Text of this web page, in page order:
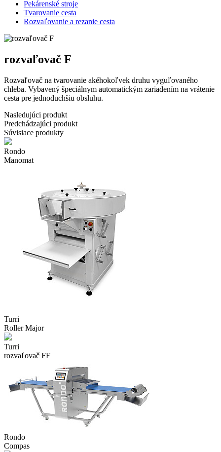
Pekárenské stroje
Tvarovanie cesta
Rozvaľovanie a rezanie cesta
rozvaľovač F
Rozvaľovač na tvarovanie akéhokoľvek druhu vyguľovaného
chleba. Vybavený špeciálnym automatickým zariadením na vrátenie
cesta pre jednoduchšiu obsluhu.
Nasledujúci produkt
Predchádzajúci produkt
Súvisiace produkty
Rondo
Manomat
Turri
Roller Major
Turri
rozvaľovač FF
Rondo
Compas